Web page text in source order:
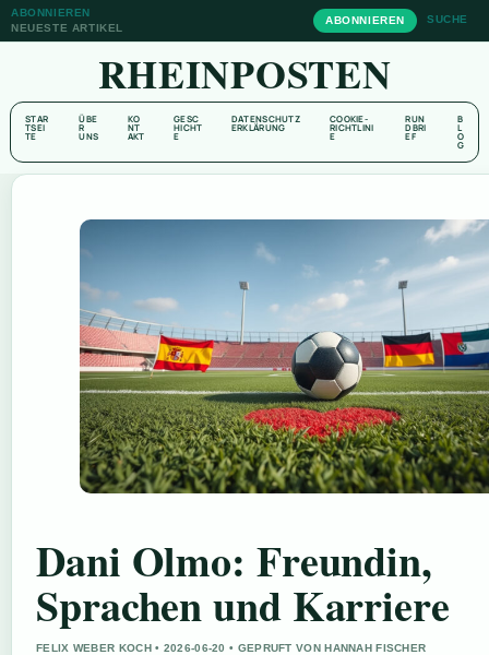
ABONNIEREN
NEUESTE ARTIKEL
ABONNIEREN SUCHE
RHEINPOSTEN
STAR
TSEI
TE
ÜBE
R
UNS
KO
NT
AKT
GESC
HICHT
E
DATENSCHUTZ
ERKLÄRUNG
COOKIE-
RICHTLINI
E
RUN
DBRI
EF
B
L
O
G
Dani Olmo: Freundin,
Sprachen und Karriere
FELIX WEBER KOCH • 2026-06-20 • GEPRUFT VON HANNAH FISCHER